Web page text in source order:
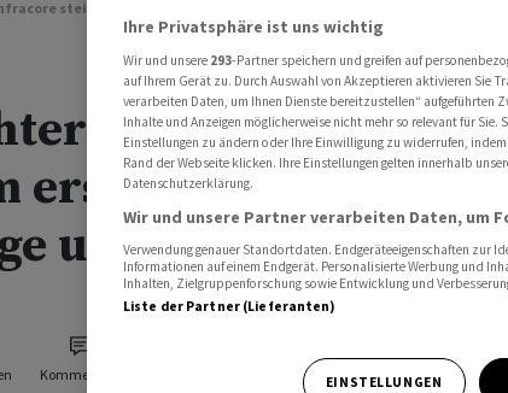
steigert im ersten Quartal Mieterträge und Gewinn
Infracore
ersten Quartal
und Gewinn
Kommentare
Ihre Privatsphäre ist uns wichtig
Wir und unsere 293-Partner speichern und greifen auf
auf Ihrem Gerät zu. Durch Auswahl von Akzeptieren aktivieren Sie
verarbeiten Daten, um Ihnen Dienste bereitzustellen“ aufgeführten
Inhalte und Anzeigen möglicherweise nicht mehr so relevant für
Einstellungen zu ändern oder Ihre Einwilligung zu widerrufen,
Rand der Webseite klicken. Ihre Einstellungen gelten innerhalb
Datenschutzerklärung.
Wir und unsere Partner verarbeiten Daten, um
Verwendung genauer Standortdaten. Endgeräteeigenschaften zur
Informationen auf einem Endgerät. Personalisierte Werbung und
Inhalten, Zielgruppenforschung sowie Entwicklung und
Liste der Partner (Lieferanten)
EINSTELLUNGEN